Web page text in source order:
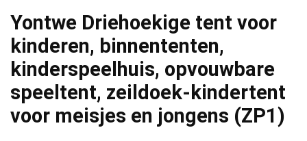
Yontwe Driehoekige tent voor
kinderen, binnententen,
kinderspeelhuis, opvouwbare
speeltent, zeildoek-kindertent
voor meisjes en jongens (ZP1)